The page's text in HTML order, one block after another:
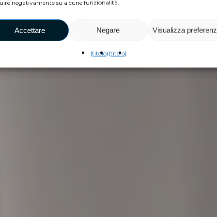
negativamente su alcune funzionalità.
Accettare Negare Visualizza
{titolo}{titolo}